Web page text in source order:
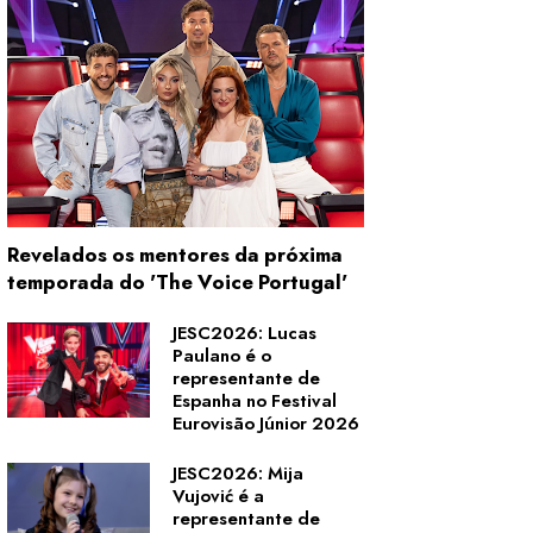
Revelados os mentores da próxima
temporada do 'The Voice Portugal'
JESC2026: Lucas
Paulano é o
representante de
Espanha no Festival
Eurovisão Júnior 2026
JESC2026: Mija
Vujović é a
representante de